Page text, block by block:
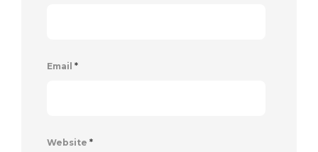
Email *
Website *